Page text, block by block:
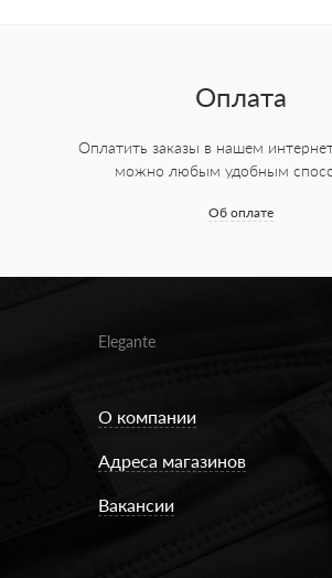
Оплата
Оплатить заказы в нашем
можно любым удобным
Об оплате
Elegante
О компании
Адреса магазинов
Вакансии